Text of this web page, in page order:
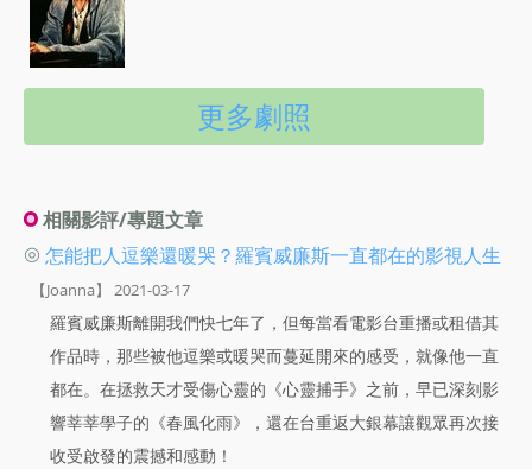
更多劇照
相關影評/專題文章
◎ 怎能把人逗樂還暖哭？羅賓威廉斯一直都在的影視人生
【Joanna】 2021-03-17
羅賓威廉斯離開我們快七年了，但每當看電影台重播或租借其
作品時，那些被他逗樂或暖哭而蔓延開來的感受，就像他一直
都在。在拯救天才受傷心靈的《心靈捕手》之前，早已深刻影
響莘莘學子的《春風化雨》，還在台重返大銀幕讓觀眾再次接
收受啟發的震撼和感動！